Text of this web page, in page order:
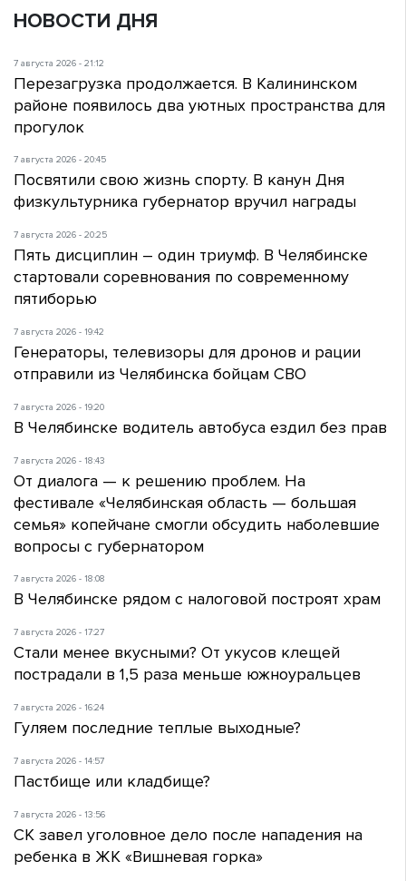
НОВОСТИ ДНЯ
7 августа 2026 - 21:12
Перезагрузка продолжается. В Калининском
районе появилось два уютных пространства для
прогулок
7 августа 2026 - 20:45
Посвятили свою жизнь спорту. В канун Дня
физкультурника губернатор вручил награды
7 августа 2026 - 20:25
Пять дисциплин – один триумф. В Челябинске
стартовали соревнования по современному
пятиборью
7 августа 2026 - 19:42
Генераторы, телевизоры для дронов и рации
отправили из Челябинска бойцам СВО
7 августа 2026 - 19:20
В Челябинске водитель автобуса ездил без прав
7 августа 2026 - 18:43
От диалога — к решению проблем. На
фестивале «Челябинская область — большая
семья» копейчане смогли обсудить наболевшие
вопросы с губернатором
7 августа 2026 - 18:08
В Челябинске рядом с налоговой построят храм
7 августа 2026 - 17:27
Стали менее вкусными? От укусов клещей
пострадали в 1,5 раза меньше южноуральцев
7 августа 2026 - 16:24
Гуляем последние теплые выходные?
7 августа 2026 - 14:57
Пастбище или кладбище?
7 августа 2026 - 13:56
СК завел уголовное дело после нападения на
ребенка в ЖК «Вишневая горка»